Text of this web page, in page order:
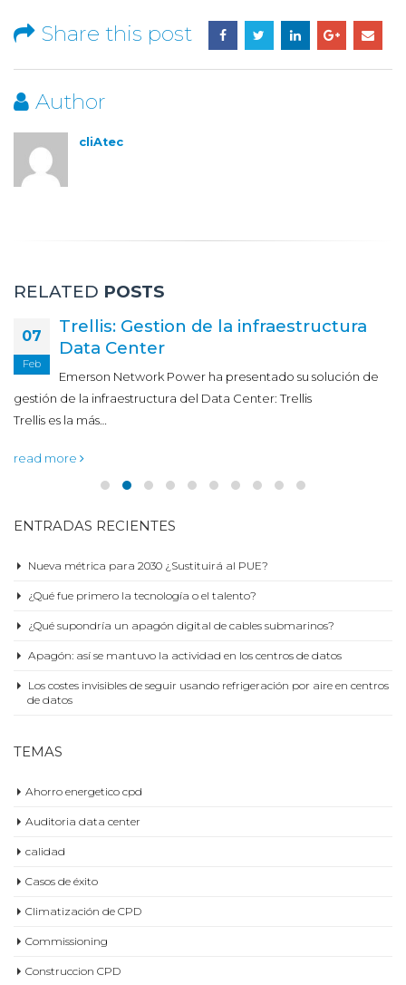
Share this post
Author
cliAtec
RELATED POSTS
07
Feb
Trellis: Gestion de la infraestructura
Data Center
Emerson Network Power ha presentado su solución de
gestión de la infraestructura del Data Center: Trellis
Trellis es la más…
read more
ENTRADAS RECIENTES
Nueva métrica para 2030 ¿Sustituirá al PUE?
¿Qué fue primero la tecnología o el talento?
¿Qué supondría un apagón digital de cables submarinos?
Apagón: así se mantuvo la actividad en los centros de datos
Los costes invisibles de seguir usando refrigeración por aire en centros
de datos
TEMAS
Ahorro energetico cpd
Auditoria data center
calidad
Casos de éxito
Climatización de CPD
Commissioning
Construccion CPD